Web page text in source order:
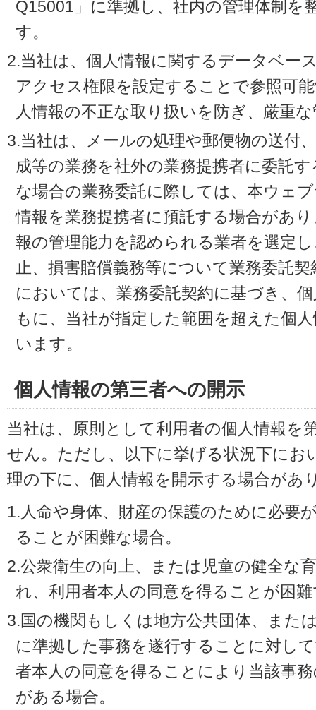
Q15001」に準拠し、社内の管理体制を
す。
2.当社は、個人情報に関するデータベー
アクセス権限を設定することで参照可
人情報の不正な取り扱いを防ぎ、厳重
3.当社は、メールの処理や郵便物の送付
成等の業務を社外の業務提携者に委託
な場合の業務委託に際しては、本ウェ
情報を業務提携者に預託する場合があ
報の管理能力を認められる業者を選定
止、損害賠償義務等について業務委託
においては、業務委託契約に基づき、
もに、当社が指定した範囲を超えた個
います。
個人情報の第三者への開示
当社は、原則として利用者の個人情報を
せん。ただし、以下に挙げる状況下にお
理の下に、個人情報を開示する場合があ
1.人命や身体、財産の保護のために必要
ることが困難な場合。
2.公衆衛生の向上、または児童の健全な
れ、利用者本人の同意を得ることが困
3.国の機関もしくは地方公共団体、また
に準拠した事務を遂行することに対し
者本人の同意を得ることにより当該事
がある場合。